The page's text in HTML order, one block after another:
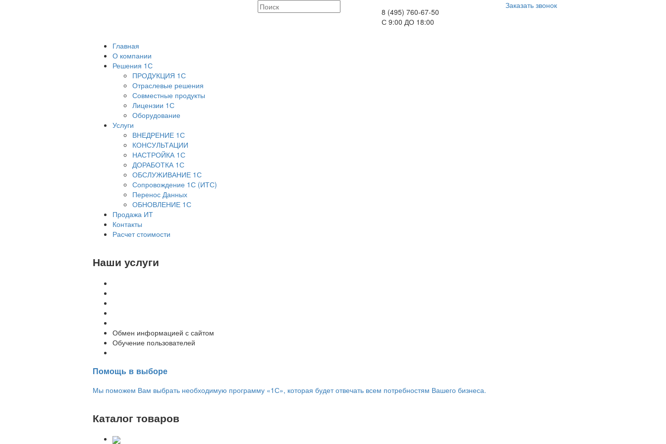
8 (495) 760-67-50
С 9:00 ДО 18:00
Заказать звонок
Главная
О компании
Решения 1С
ПРОДУКЦИЯ 1С
Отраслевые решения
Совместные продукты
Лицензии 1С
Оборудование
Услуги
ВНЕДРЕНИЕ 1С
КОНСУЛЬТАЦИИ
НАСТРОЙКА 1С
ДОРАБОТКА 1С
ОБСЛУЖИВАНИЕ 1С
Сопровождение 1С (ИТС)
Перенос Данных
ОБНОВЛЕНИЕ 1С
Продажа ИТ
Контакты
Расчет стоимости
Наши услуги
Обмен информацией с сайтом
Обучение пользователей
Помощь в выборе
Мы поможем Вам выбрать необходимую программу «1С», которая будет отвечать всем потребностям Вашего бизнеса.
Каталог товаров